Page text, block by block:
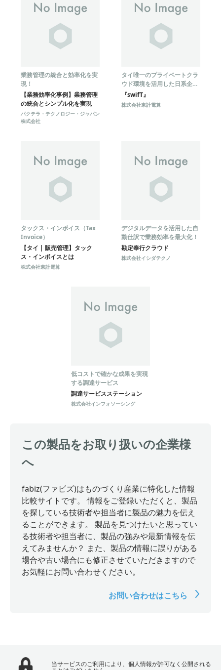
業務管理の統合と効率化を実
現！
【業務効率化事例】業務管理
の統合とシンプル化を実現
パクテラ・テクノロジー・ジャパン
株式会社
タイ唯一のプライベートクラ
ウド環境を活用した日系企業
向け会計パッケージ
『swifT』
株式会社東計電算
タックス・インボイス（Tax
Invoice）
【タイ | 販売管理】タック
ス・インボイスとは
株式会社東計電算
デジタルデータを活用した自
動仕訳で業務効率を最大化！
勘定奉行クラウド
株式会社イシダテクノ
低コストで確かな成果を実現
する調達サービス
調達サービスステーション
株式会社インフォソーシング
この製品をお取り扱いの企業様
へ
fabiz(ファビズ)はものづくり産業に特化した情報
比較サイトです。 情報をご登録いただくと、製品
を探している技術者や担当者に製品の魅力を伝え
ることができます。 製品を見つけたいと思ってい
る技術者や担当者に、製品の強みや最新情報を伝
えてみませんか？ また、製品の情報に誤りがある
場合や古い場合にも修正させていただきますので
お気軽にお問い合わせください。
お問い合わせはこちら
当サービスのご利用により、個人情報が許可なく公開される